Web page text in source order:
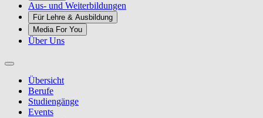
Aus- und Weiterbildungen
Für Lehre & Ausbildung
Media For You
Über Uns
Übersicht
Berufe
Studiengänge
Events